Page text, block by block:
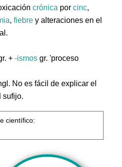
crónica porcinc,
,fiebre y alteraciones en el
+-ismos gr. 'proceso
No es fácil de explicar el
sufijo.
científico: